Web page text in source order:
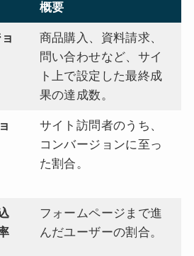
概要
商品購入、資料請求、
問い合わせなど、サイ
ト上で設定した最終成
果の達成数。
サイト訪問者のうち、
コンバージョンに至っ
た割合。
フォームページまで進
んだユーザーの割合。